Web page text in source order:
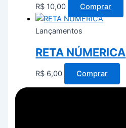
R$ 10,00 Comprar
Lançamentos
RETA NÚMERICA
R$ 6,00 Comprar